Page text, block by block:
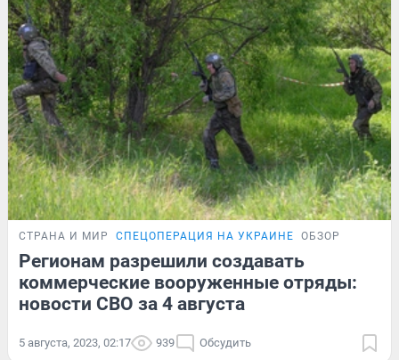
СТРАНА И МИР СПЕЦОПЕРАЦИЯ НА УКРАИНЕ ОБЗОР
Регионам разрешили создавать
коммерческие вооруженные отряды:
новости СВО за 4 августа
5 августа, 2023, 02:17 939 Обсудить